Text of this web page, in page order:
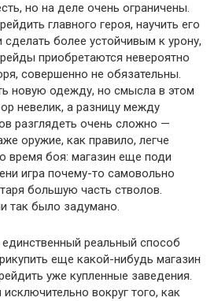
но на деле очень ограничены.
главного героя, научить его
более устойчивым к урону,
приобретаются невероятно
совершенно не обязательны.
новую одежду, но смысла в этом
невелик, а разницу между
разглядеть очень сложно —
оружие, как правило, легче
время боя: магазин еще поди
игра почему-то самовольно
большую часть стволов.
так было задумано.
единственный реальный способ
еще какой-нибудь магазин
уже купленные заведения.
вокруг того, как